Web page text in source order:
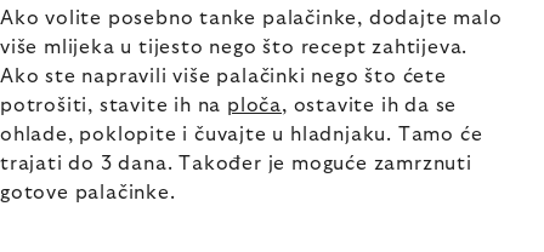
Ako volite posebno tanke palačinke, dodajte malo
više mlijeka u tijesto nego što recept zahtijeva.
Ako ste napravili više palačinki nego što ćete
potrošiti, stavite ih na ploča, ostavite ih da se
ohlade, poklopite i čuvajte u hladnjaku. Tamo će
trajati do 3 dana. Također je moguće zamrznuti
gotove palačinke.